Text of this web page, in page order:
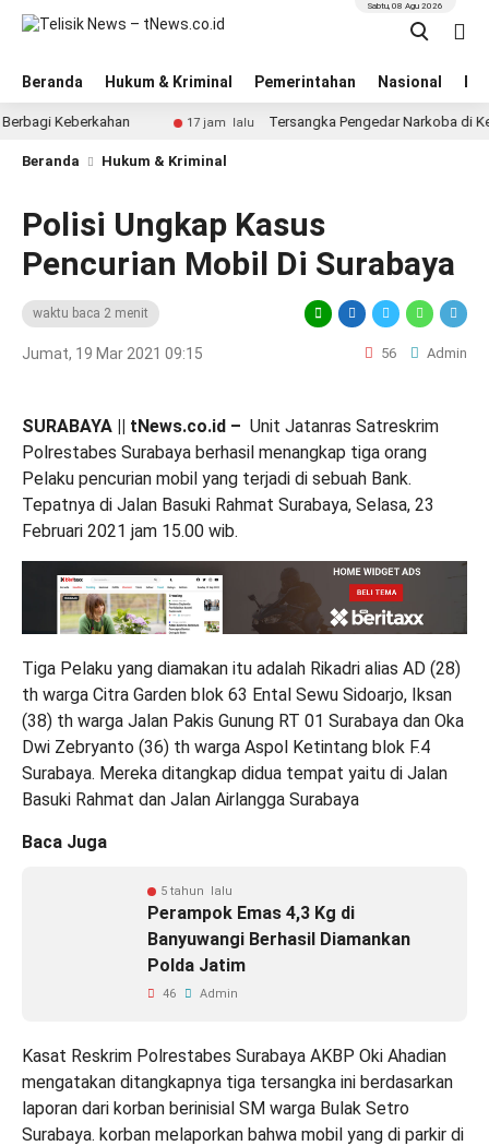
Beranda Hukum & Kriminal Pemerintahan Nasional
Sabtu, 08 Agu 2026
Keberkahan 17 jam lalu Tersangka Pengedar Narkoba di
Beranda Hukum & Kriminal
Polisi Ungkap Kasus
Pencurian Mobil Di Surabaya
waktu baca 2 menit
Jumat, 19 Mar 2021 09:15 56 Admin
SURABAYA || tNews.co.id – Unit Jatanras Satreskrim
Polrestabes Surabaya berhasil menangkap tiga orang
Pelaku pencurian mobil yang terjadi di sebuah Bank.
Tepatnya di Jalan Basuki Rahmat Surabaya, Selasa, 23
Februari 2021 jam 15.00 wib.
Tiga Pelaku yang diamakan itu adalah Rikadri alias AD (28)
th warga Citra Garden blok 63 Ental Sewu Sidoarjo, Iksan
(38) th warga Jalan Pakis Gunung RT 01 Surabaya dan Oka
Dwi Zebryanto (36) th warga Aspol Ketintang blok F.4
Surabaya. Mereka ditangkap didua tempat yaitu di Jalan
Basuki Rahmat dan Jalan Airlangga Surabaya
Baca Juga
5 tahun lalu
Perampok Emas 4,3 Kg di
Banyuwangi Berhasil Diamankan
Polda Jatim
46 Admin
Kasat Reskrim Polrestabes Surabaya AKBP Oki Ahadian
mengatakan ditangkapnya tiga tersangka ini berdasarkan
laporan dari korban berinisial SM warga Bulak Setro
Surabaya. korban melaporkan bahwa mobil yang di parkir di